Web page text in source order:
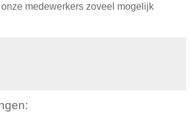
medewerkers zoveel mogelijk